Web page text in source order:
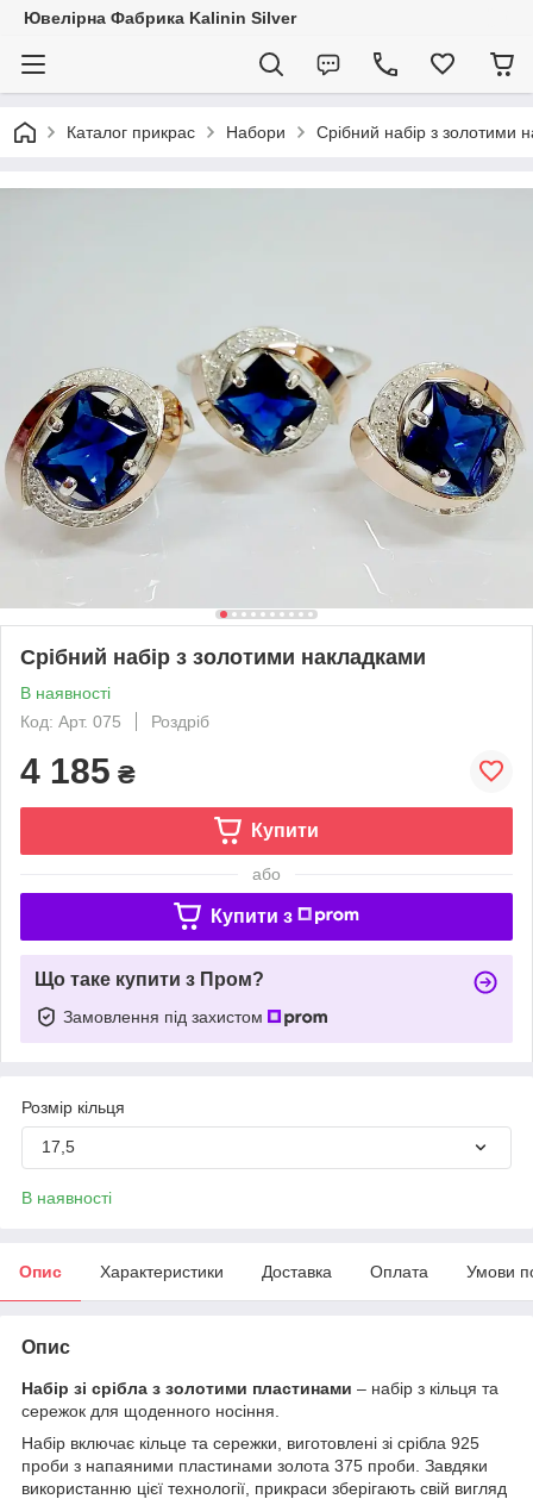
Ювелірна Фабрика Kalinin Silver
Каталог прикрас Набори Срібний набір з золотими
Срібний набір з золотими накладками
В наявності
Код: Арт. 075
Роздріб
4 185 ₴
Купити
або
Купити з
Що таке купити з Пром?
Замовлення під захистом
Розмір кільця
17,5
В наявності
Опис Характеристики Доставка Оплата Умови
Опис
Набір зі срібла з золотими пластинами – набір з кільця та
сережок для щоденного носіння.
Набір включає кільце та сережки, виготовлені зі срібла 925
проби з напаяними пластинами золота 375 проби. Завдяки
використанню цієї технології, прикраси зберігають свій вигляд